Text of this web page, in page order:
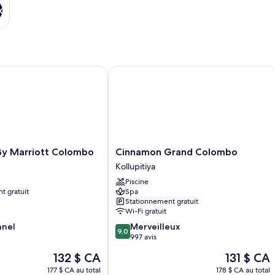
Marriott Colombo
gratuit
Le
prix
132 $ CA
177 $ CA au total
Colombo
Cinnamon
Grand
Colombo
Kollupitiya
Cinnamon Grand Colombo
Kollupitiya
Piscine
Spa
Stationnement gratuit
Wi-Fi gratuit
9.0
sur
9,0 Merveilleux
997 avis
Le
prix
131 $ CA
178 $ CA au total
Cinnamon Grand Colombo